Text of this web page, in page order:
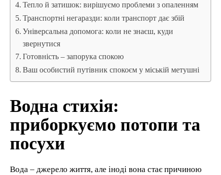
Тепло й затишок: вирішуємо проблеми з опаленням
Транспортні негаразди: коли транспорт дає збій
Універсальна допомога: коли не знаєш, куди
звернутися
Готовність – запорука спокою
Ваш особистий путівник спокоєм у міській метушні
Водна стихія:
приборкуємо потопи та
посухи
Вода – джерело життя, але іноді вона стає причиною